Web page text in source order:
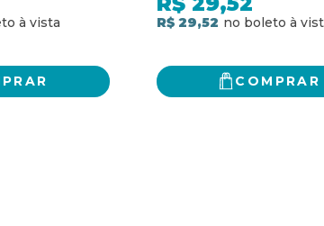
R$ 29,52
COMPRAR